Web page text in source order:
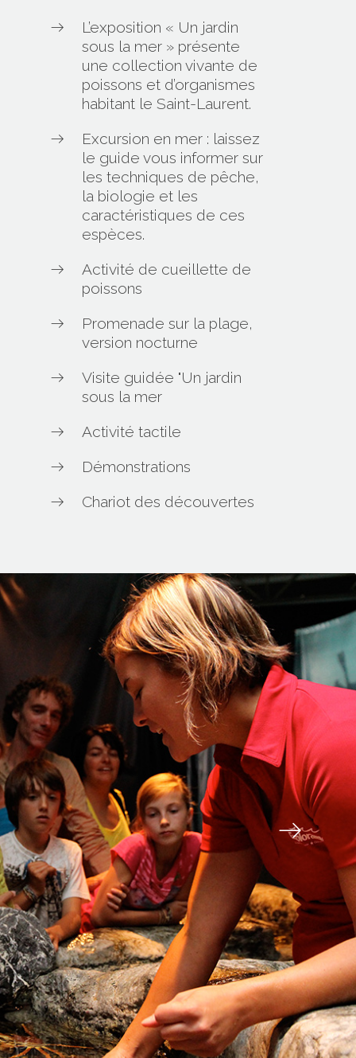
L’exposition « Un jardin
sous la mer » présente
une collection vivante de
poissons et d’organismes
habitant le Saint-Laurent.
Excursion en mer : laissez
le guide vous informer sur
les techniques de pêche,
la biologie et les
caractéristiques de ces
espèces.
Activité de cueillette de
poissons
Promenade sur la plage,
version nocturne
Visite guidée "Un jardin
sous la mer
Activité tactile
Démonstrations
Chariot des découvertes